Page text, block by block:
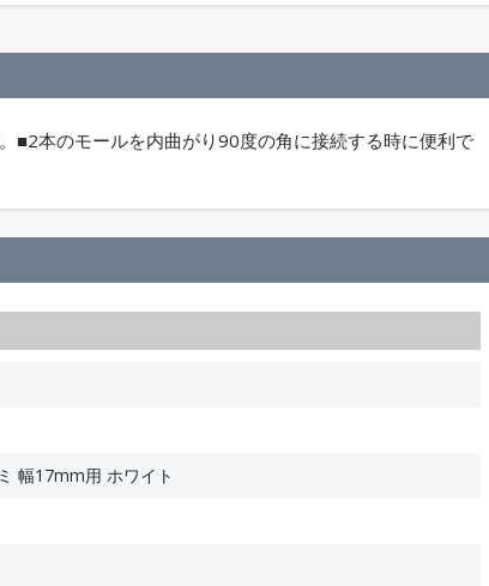
■2本のモールを内曲がり90度の角に接続する時に便利で
幅17mm用 ホワイト